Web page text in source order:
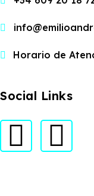
Horario de
Social Links